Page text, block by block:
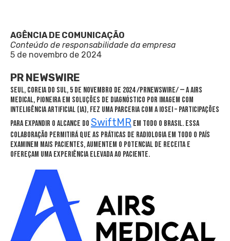
AGÊNCIA DE COMUNICAÇÃO
Conteúdo de responsabilidade da empresa
5 de novembro de 2024
PR NEWSWIRE
SEUL, Coreia do Sul, 5 de novembro de 2024/PRNewswire/ — A AIRS
Medical, pioneira em soluções de diagnóstico por imagem com
inteligência artificial (IA), fez uma parceria com a Iosei – Participações
para expandir o alcance do SwiftMR em todo o Brasil. Essa
colaboração permitirá que as práticas de radiologia em todo o país
examinem mais pacientes, aumentem o potencial de receita e
ofereçam uma experiência elevada ao paciente.